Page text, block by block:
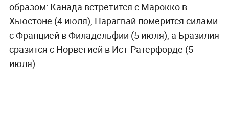
образом: Канада встретится с Марокко в
Хьюстоне (4 июля), Парагвай померится силами
с Францией в Филадельфии (5 июля), а Бразилия
сразится с Норвегией в Ист-Ратерфорде (5
июля).